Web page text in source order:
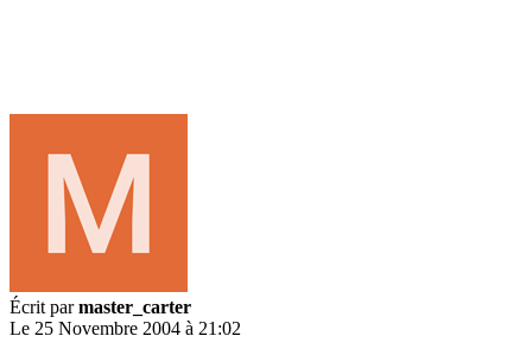
Écrit parmaster_carter
Le 25 Novembre 2004 à 21:02